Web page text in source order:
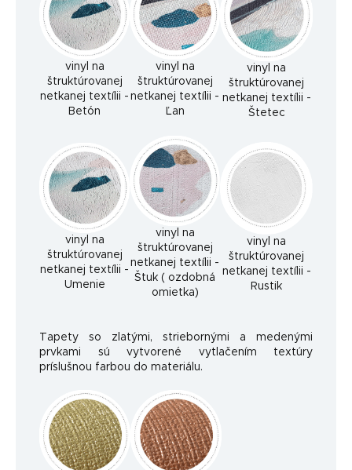
vinyl na
štruktúrovanej
netkanej textílii -
Betón
vinyl na
štruktúrovanej
netkanej textílii -
Ľan
vinyl na
štruktúrovanej
netkanej textílii -
Štetec
vinyl na
štruktúrovanej
netkanej textílii -
Umenie
vinyl na
štruktúrovanej
netkanej textílii -
Štuk ( ozdobná
omietka)
vinyl na
štruktúrovanej
netkanej textílii -
Rustik
Tapety so zlatými, striebornými a medenými
prvkami sú vytvorené vytlačením textúry
príslušnou farbou do materiálu.